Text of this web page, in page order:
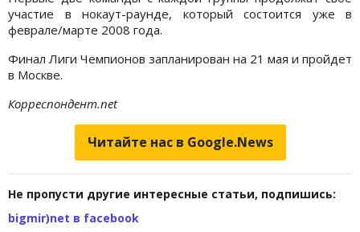
участие в нокаут-раунде, который состоится уже в
феврале/марте 2008 года.
Финал Лиги Чемпионов запланирован на 21 мая и пройдет
в Москве.
Корреспондент.net
Читайте нас в Google.News
Не пропусти другие интересные статьи, подпишись:
bigmir)net в facebook